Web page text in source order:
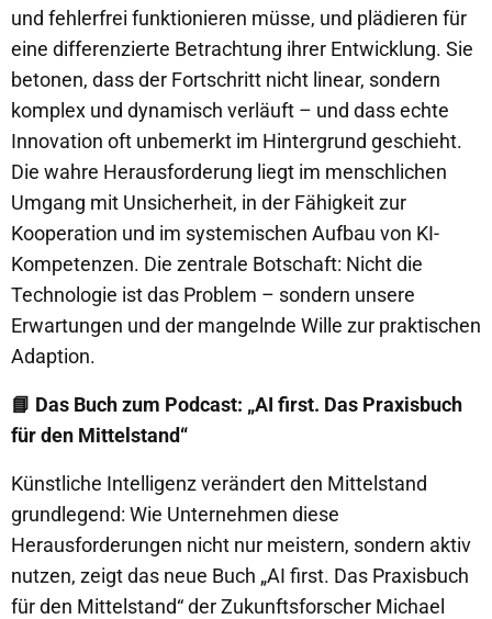
und fehlerfrei funktionieren müsse, und plädieren für
eine differenzierte Betrachtung ihrer Entwicklung. Sie
betonen, dass der Fortschritt nicht linear, sondern
komplex und dynamisch verläuft – und dass echte
Innovation oft unbemerkt im Hintergrund geschieht.
Die wahre Herausforderung liegt im menschlichen
Umgang mit Unsicherheit, in der Fähigkeit zur
Kooperation und im systemischen Aufbau von KI-
Kompetenzen. Die zentrale Botschaft: Nicht die
Technologie ist das Problem – sondern unsere
Erwartungen und der mangelnde Wille zur praktischen
Adaption.
📘 Das Buch zum Podcast: „AI first. Das Praxisbuch
für den Mittelstand“
Künstliche Intelligenz verändert den Mittelstand
grundlegend: Wie Unternehmen diese
Herausforderungen nicht nur meistern, sondern aktiv
nutzen, zeigt das neue Buch „AI first. Das Praxisbuch
für den Mittelstand“ der Zukunftsforscher Michael